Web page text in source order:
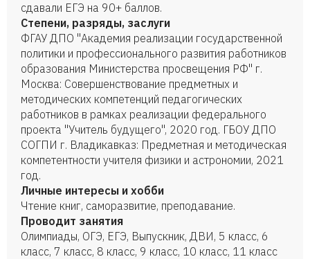
сдавали ЕГЭ на 90+ баллов.
Степени, разряды, заслуги
ФГАУ ДПО "Академия реализации государственной
политики и профессионального развития работников
образования Министерства просвещения РФ" г.
Москва: Совершенствование предметных и
методических компетенций педагогических
работников в рамках реализации федерального
проекта "Учитель будущего", 2020 год. ГБОУ ДПО
СОГПИ г. Владикавказ: Предметная и методическая
компетентности учителя физики и астрономии, 2021
год.
Личные интересы и хобби
Чтение книг, саморазвитие, преподавание.
Проводит занятия
Олимпиады, ОГЭ, ЕГЭ, Выпускник, ДВИ, 5 класс, 6
класс, 7 класс, 8 класс, 9 класс, 10 класс, 11 класс